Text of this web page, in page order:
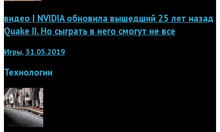
видео | NVIDIA обновила вышедший 25 лет назад
Quake II. Но сыграть в него смогут не все
Игры, 31.05.2019
Технологии